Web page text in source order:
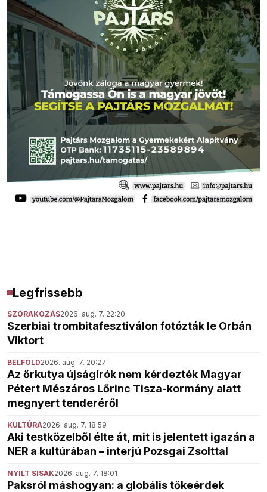
Legfrissebb
SZÓRAKOZÁS2026. aug. 7. 22:20
Szerbiai trombitafesztiválon fotózták le Orbán
Viktort
BELFÖLD2026. aug. 7. 20:27
Az őrkutya újságírók nem kérdezték Magyar
Pétert Mészáros Lőrinc Tisza-kormány alatt
megnyert tenderéről
KULTÚRA2026. aug. 7. 18:59
Aki testközelből élte át, mit is jelentett igazán a
NER a kultúrában – interjú Pozsgai Zsolttal
NYÍLT SISAK2026. aug. 7. 18:01
Paksról máshogyan: a globális tőkeérdek